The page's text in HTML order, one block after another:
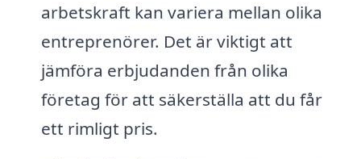
arbetskraft kan variera mellan olika
entreprenörer. Det är viktigt att
jämföra erbjudanden från olika
företag för att säkerställa att du får
ett rimligt pris.